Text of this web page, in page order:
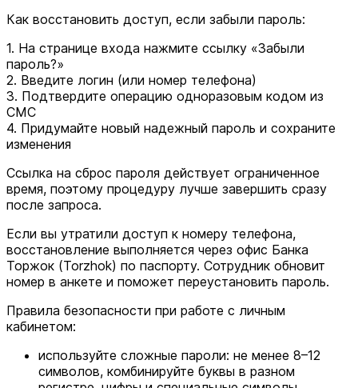
Как восстановить доступ, если забыли пароль:
1. На странице входа нажмите ссылку «Забыли
пароль?»
2. Введите логин (или номер телефона)
3. Подтвердите операцию одноразовым кодом из
СМС
4. Придумайте новый надежный пароль и сохраните
изменения
Ссылка на сброс пароля действует ограниченное
время, поэтому процедуру лучше завершить сразу
после запроса.
Если вы утратили доступ к номеру телефона,
восстановление выполняется через офис Банка
Торжок (Torzhok) по паспорту. Сотрудник обновит
номер в анкете и поможет переустановить пароль.
Правила безопасности при работе с личным
кабинетом:
используйте сложные пароли: не менее 8–12
символов, комбинируйте буквы в разном